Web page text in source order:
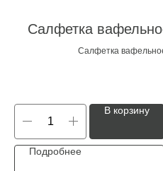
Салфетка
Салфетка
В корзину
Подробнее